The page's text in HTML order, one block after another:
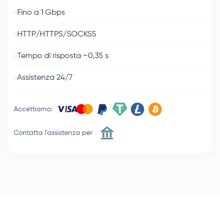
Fino a 1 Gbps
HTTP/HTTPS/SOCKS5
Tempo di risposta ~0,35 s
Assistenza 24/7
Accettiamo:
Contatta l'assistenza per